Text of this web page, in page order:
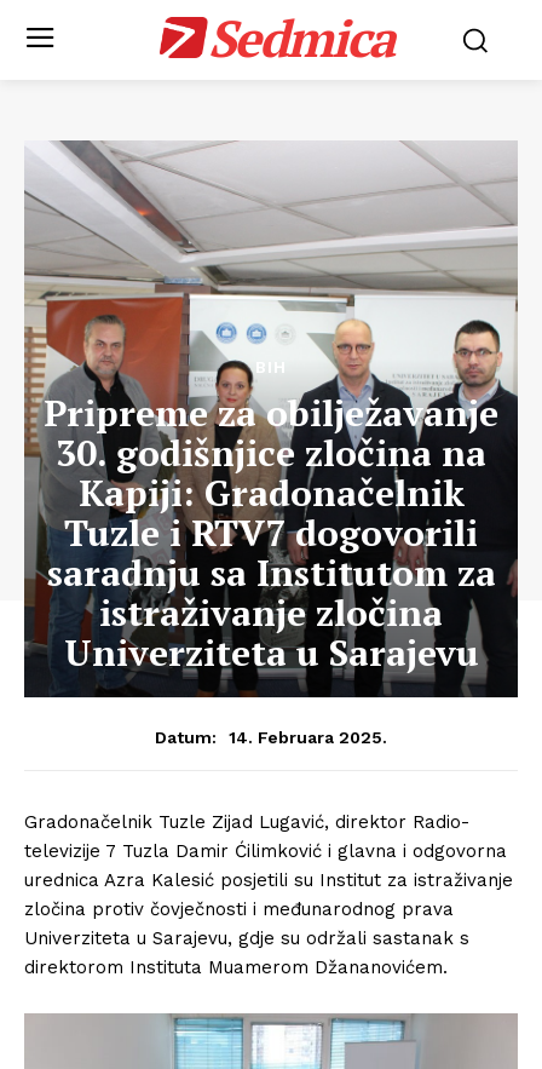
Sedmica
BIH
Pripreme za obilježavanje
30. godišnjice zločina na
Kapiji: Gradonačelnik
Tuzle i RTV7 dogovorili
saradnju sa Institutom za
istraživanje zločina
Univerziteta u Sarajevu
Datum: 14. Februara 2025.
Gradonačelnik Tuzle Zijad Lugavić, direktor Radio-
televizije 7 Tuzla Damir Ćilimković i glavna i odgovorna
urednica Azra Kalesić posjetili su Institut za istraživanje
zločina protiv čovječnosti i međunarodnog prava
Univerziteta u Sarajevu, gdje su održali sastanak s
direktorom Instituta Muamerom Džananovićem.